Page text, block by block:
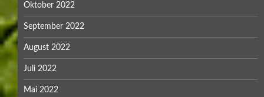
Oktober 2022
September 2022
August 2022
Juli 2022
Mai 2022